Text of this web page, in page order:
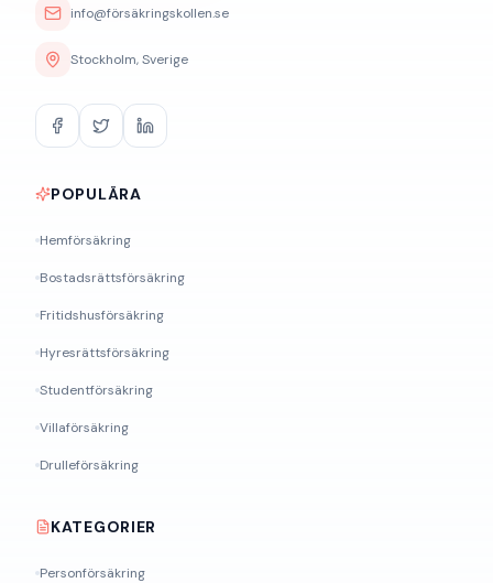
info@försäkringskollen.se
Stockholm, Sverige
POPULÄRA
Hemförsäkring
Bostadsrättsförsäkring
Fritidshusförsäkring
Hyresrättsförsäkring
Studentförsäkring
Villaförsäkring
Drulleförsäkring
KATEGORIER
Personförsäkring